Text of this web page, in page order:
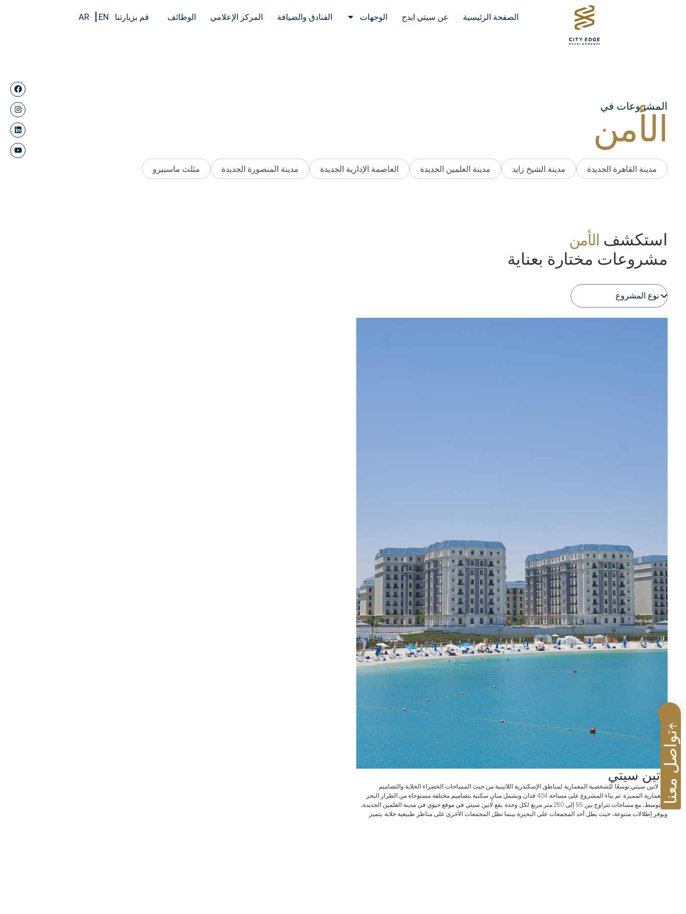
الصفحة الرئيسية عن سيتي ايدج الوجهات الفنادق والضيافة المركز الإعلامي الوظائف قم بزيارتنا EN
AR
تواصل معنا
المشروعات في
الأمن
مدينة القاهرة الجديدة مدينة الشيخ زايد مدينة العلمين الجديدة العاصمة الإدارية الجديدة مدينة المنصورة الجديدة مثلث ماسبيرو
استكشف الأمن
مشروعات مختارة بعناية
لاتين سيتي
يُعد لاتين سيتي توسعًا للشخصية المعمارية لمناطق الإسكندرية اللاتينية من حيث المساحات الخضراء الخلابة والتصاميم
المعمارية المميزة. تم بناء المشروع على مساحة 404 فدان ويشمل مبانٍ سكنية بتصاميم مختلفة مستوحاة من الطراز البحر
المتوسط، مع مساحات تتراوح بين 55 إلى 250 متر مربع لكل وحدة. يقع لاتين سيتي في موقع حيوي في مدينة العلمين الجديدة،
ويوفر إطلالات متنوعة، حيث يطل أحد المجمعات على البحيرة بينما تطل المجمعات الأخرى على مناظر طبيعية خلابة. يتميز